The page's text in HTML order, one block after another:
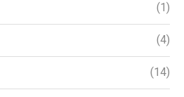
(1)
(4)
(14)